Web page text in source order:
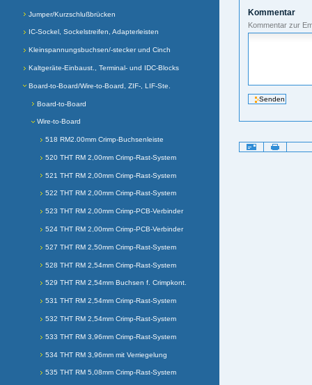
Jumper/Kurzschlußbrücken
IC-Sockel, Sockelstreifen, Adapterleisten
Kleinspannungsbuchsen/-stecker und Cinch
Kaltgeräte-Einbaust., Terminal- und IDC-Blocks
Board-to-Board/Wire-to-Board, ZIF-, LIF-Ste.
Board-to-Board
Wire-to-Board
518 RM2.00mm Crimp-Buchsenleiste
520 THT RM 2,00mm Crimp-Rast-System
521 THT RM 2,00mm Crimp-Rast-System
522 THT RM 2,00mm Crimp-Rast-System
523 THT RM 2,00mm Crimp-PCB-Verbinder
524 THT RM 2,00mm Crimp-PCB-Verbinder
527 THT RM 2,50mm Crimp-Rast-System
528 THT RM 2,54mm Crimp-Rast-System
529 THT RM 2,54mm Buchsen f. Crimpkont.
531 THT RM 2,54mm Crimp-Rast-System
532 THT RM 2,54mm Crimp-Rast-System
533 THT RM 3,96mm Crimp-Rast-System
534 THT RM 3,96mm mit Verriegelung
535 THT RM 5,08mm Crimp-Rast-System
Kommentar
Kommentar zur
Artikelaktionen